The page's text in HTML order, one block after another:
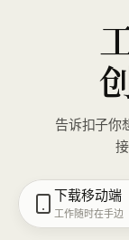
告诉扣子你
下载移动端
工作随时在手边